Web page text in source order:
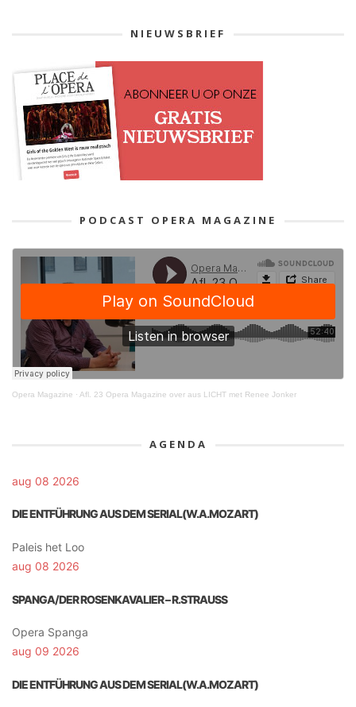
NIEUWSBRIEF
PODCAST OPERA MAGAZINE
Opera Magazine · Afl. 23 Opera Magazine over aus LICHT met Renee Jonker
AGENDA
aug 08 2026
DIE ENTFÜHRUNG AUS DEM SERIAL(W.A.MOZART)
Paleis het Loo
aug 08 2026
SPANGA/DER ROSENKAVALIER – R.STRAUSS
Opera Spanga
aug 09 2026
DIE ENTFÜHRUNG AUS DEM SERIAL(W.A.MOZART)